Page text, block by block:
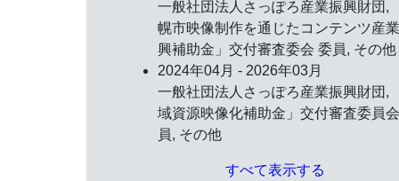
一般社団法人さっぽろ産業振興財団,
幌市映像制作を通じたコンテンツ産
興補助金」交付審査委会 委員, その他
2024年04月 - 2026年03月
一般社団法人さっぽろ産業振興財団,
域資源映像化補助金」交付審査委員
員, その他
すべて表示する